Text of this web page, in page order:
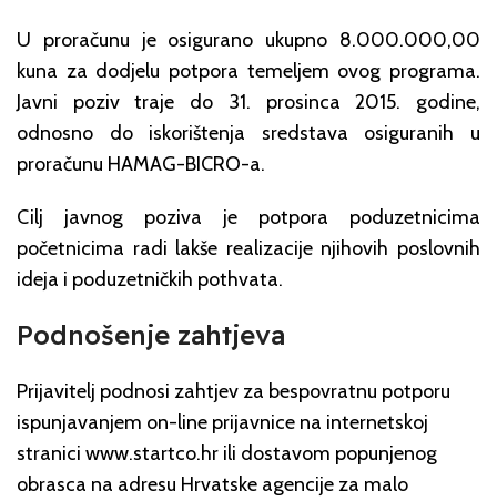
U proračunu je osigurano ukupno 8.000.000,00
kuna za dodjelu potpora temeljem ovog programa.
Javni poziv traje do 31. prosinca 2015. godine,
odnosno do iskorištenja sredstava osiguranih u
proračunu HAMAG-BICRO-a.
Cilj javnog poziva je potpora poduzetnicima
početnicima radi lakše realizacije njihovih poslovnih
ideja i poduzetničkih pothvata.
Podnošenje zahtjeva
Prijavitelj podnosi zahtjev za bespovratnu potporu
ispunjavanjem on-line prijavnice na internetskoj
stranici www.startco.hr ili dostavom popunjenog
obrasca na adresu Hrvatske agencije za malo